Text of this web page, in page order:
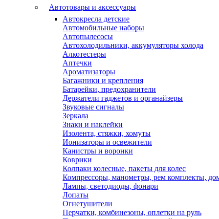
Автотовары и аксессуары
Автокресла детские
Автомобильные наборы
Автопылесосы
Автохолодильники, аккумуляторы холода
Алкотестеры
Аптечки
Ароматизаторы
Багажники и крепления
Батарейки, предохранители
Держатели гаджетов и органайзеры
Звуковые сигналы
Зеркала
Знаки и наклейки
Изолента, стяжки, хомуты
Ионизаторы и освежители
Канистры и воронки
Коврики
Колпаки колесные, пакеты для колес
Компрессоры, манометры, рем комплекты,
Лампы, светодиоды, фонари
Лопаты
Огнетушители
Перчатки, комбинезоны, оплетки на руль